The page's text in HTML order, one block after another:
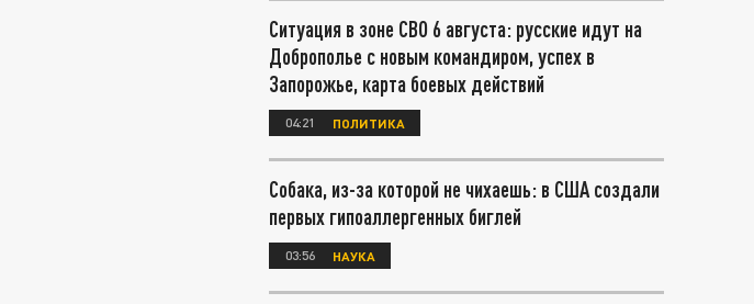
Ситуация в зоне СВО 6 августа: русские идут на
Доброполье с новым командиром, успех в
Запорожье, карта боевых действий
04:21 ПОЛИТИКА
Собака, из-за которой не чихаешь: в США создали
первых гипоаллергенных биглей
03:56 НАУКА